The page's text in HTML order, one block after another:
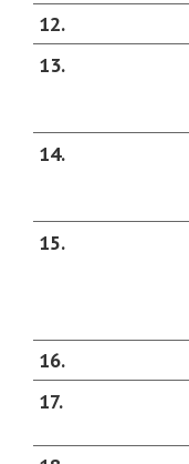
12
13
14
15
16
17